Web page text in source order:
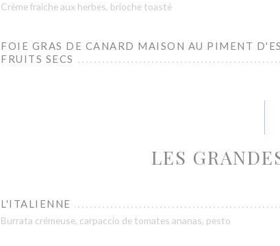
Crème fraiche aux herbes, brioche toasté
FOIE GRAS DE CANARD MAISON AU PIMENT
FRUITS SECS
LES
L'ITALIENNE
Burrata crémeuse, carpaccio de tomates ananas, pesto